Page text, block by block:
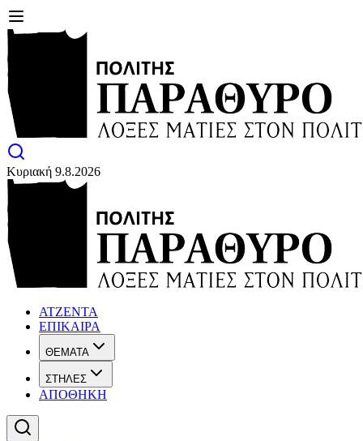
Κυριακή 9.8.2026
ΑΤΖΕΝΤΑ
ΕΠΙΚΑΙΡΑ
ΘΕΜΑΤΑ
ΣΤΗΛΕΣ
ΑΠΟΘΗΚΗ